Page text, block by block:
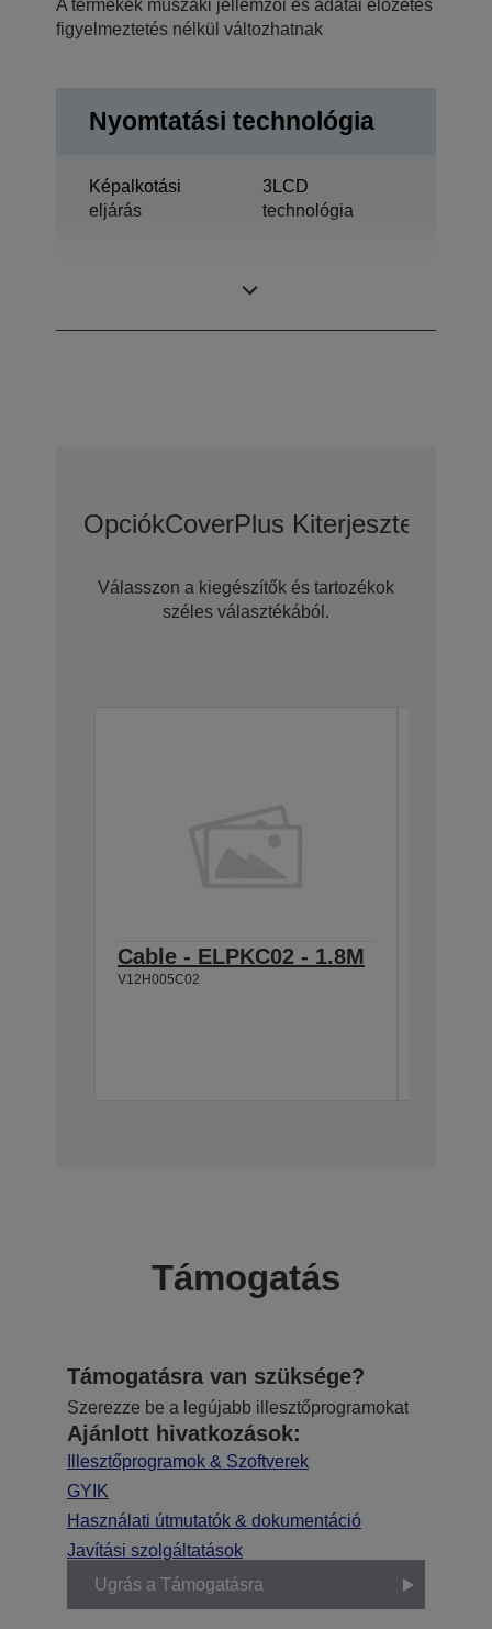
A termékek műszaki jellemzői és adatai előzetes
figyelmeztetés nélkül változhatnak
Nyomtatási technológia
Képalkotási
eljárás
3LCD
technológia
OpciókCoverPlus Kiterjesztett
Válasszon a kiegészítők és tartozékok
széles választékából.
Cable - ELPKC02 - 1.8M
V12H005C02
Támogatás
Támogatásra van szüksége?
Szerezze be a legújabb illesztőprogramokat
Ajánlott hivatkozások:
Illesztőprogramok & Szoftverek
GYIK
Használati útmutatók & dokumentáció
Javítási szolgáltatások
Ugrás a Támogatásra